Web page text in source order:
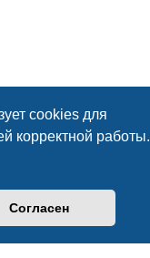
cookies для
корректной работы.
Согласен